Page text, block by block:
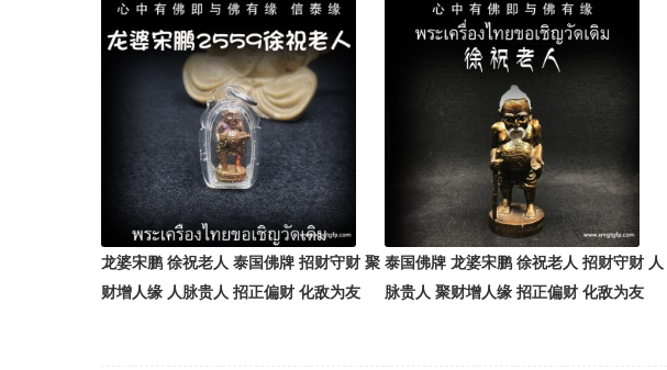
龙婆宋鹏 徐祝老人 泰国佛牌 招财守财 聚
财增人缘 人脉贵人 招正偏财 化敌为友
泰国佛牌 龙婆宋鹏 徐祝老人 招财守财 人
脉贵人 聚财增人缘 招正偏财 化敌为友